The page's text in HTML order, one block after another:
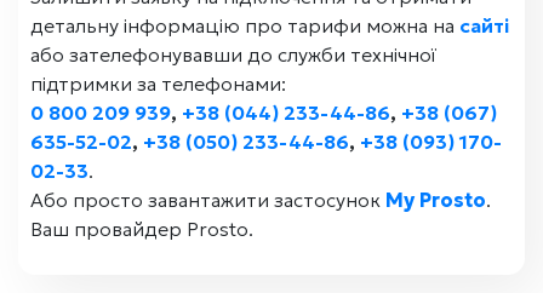
детальну інформацію про тарифи можна на сайті
або зателефонувавши до служби технічної
підтримки за телефонами:
0 800 209 939, +38 (044) 233-44-86, +38 (067)
635-52-02, +38 (050) 233-44-86, +38 (093) 170-
02-33.
Або просто завантажити застосунок My Prosto.
Ваш провайдер Prosto.